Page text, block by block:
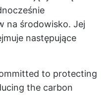
na środowisko. Jej
następujące
to protecting
the carbon